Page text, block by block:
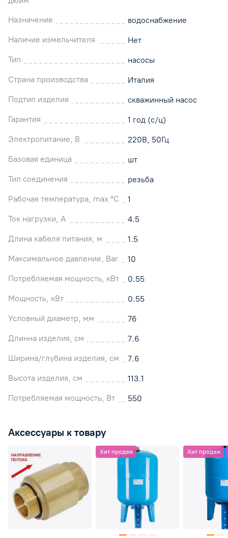
Назначение
водоснабжение
Наличие измельчителя
Нет
Тип
насосы
Страна производства
Италия
Подтип изделия
скважинный насос
Гарантия
1 год (с/ц)
Электропитание, В
220В, 50Гц
Базовая единица
шт
Тип соединения
резьба
Рабочая температура, max °C
1
Ток нагрузки, А
4.5
Длина кабеля питания, м
1.5
Максимальное давление, Bar
10
Потребляемая мощность, кВт
0.55
Мощность, кВт
0.55
Условный диаметр, мм
76
Длинна изделия, см
7.6
Ширина/глубина изделия, см
7.6
Высота изделия, см
113.1
Потребляемая мощность, Вт
550
Аксессуары к товару
Хит продаж Хит продаж